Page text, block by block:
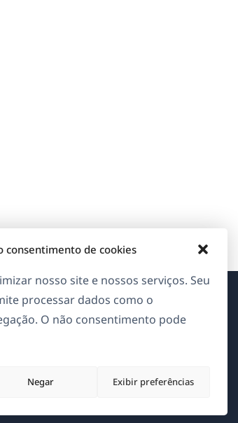
consentimento de cookies
nosso site e nossos serviços. Seu
processar dados como o
O não consentimento pode
Negar Exibir preferências
Sobre o WPML
de Privacidade
em
em em em